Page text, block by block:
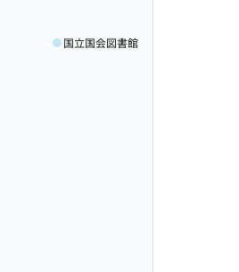
国立国会図書館